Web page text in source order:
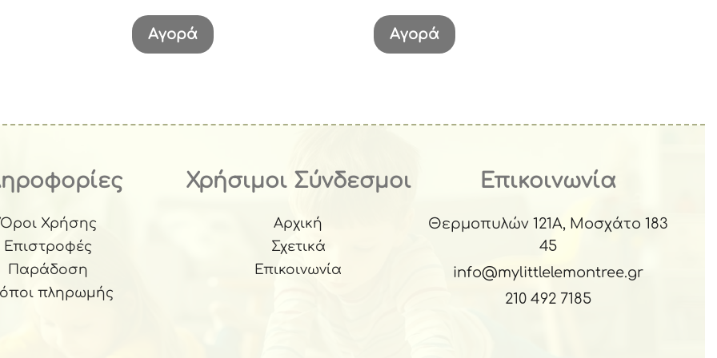
Αγορά Αγορά
Όροι Χρήσης
Επιστροφές
Παράδοση
πληρωμής
Χρήσιμοι Σύνδεσμοι
Αρχική
Σχετικά
Επικοινωνία
Επικοινωνία
Θερμοπυλών 121Α, Μοσχάτο 183
45
info@mylittlelemontree.gr
210 492 7185